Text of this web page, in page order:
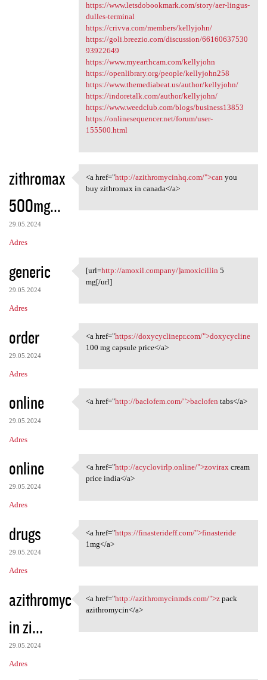
https://www.letsdobookmark.com/story/aer-lingus-
dulles-terminal
https://crivva.com/members/kellyjohn/
https://goli.breezio.com/discussion/66160637530
93922649
https://www.myearthcam.com/kellyjohn
https://openlibrary.org/people/kellyjohn258
https://www.themediabeat.us/author/kellyjohn/
https://indoretalk.com/author/kellyjohn/
https://www.weedclub.com/blogs/business13853
https://onlinesequencer.net/forum/user-
155500.html
zithromax
500mg...
29.05.2024
Adres
<a href="http:/
<a href="http://azithromycinhq.com/">can you
buy zithromax in canada</a>
generic
29.05.2024
Adres
[url=http://amoxil.company/
[url=http://amoxil.company/]amoxicillin 5
mg[/url]
order
29.05.2024
Adres
<a href="https:/
<a href="https://doxycyclinepr.com/">doxycycline
100 mg capsule price</a>
online
29.05.2024
Adres
<a href="http://baclofem.com/
<a href="http://baclofem.com/">baclofen tabs</a>
online
29.05.2024
Adres
<a href="http://acyclovirlp
<a href="http://acyclovirlp.online/">zoviraxcream
price india</a>
drugs
29.05.2024
Adres
<a href="https:/
<a href="https://finasterideff.com/">finasteride
1mg</a>
azithromyc
in zi...
29.05.2024
Adres
<a href="http:/
<a href="http://azithromycinmds.com/">zpack
azithromycin</a>